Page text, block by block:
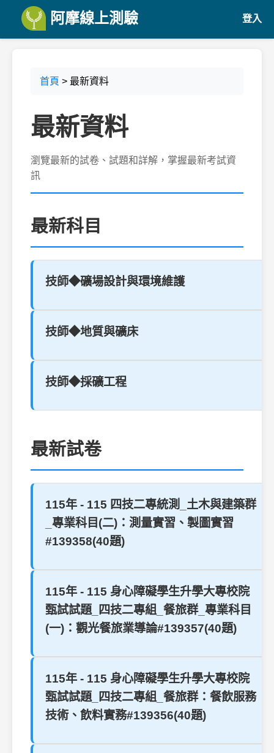
阿摩線上測驗 登入
首頁 > 最新資料
最新資料
瀏覽最新的試卷、試題和詳解，掌握最新考試資
訊
最新科目
技師◆礦場設計與環境維護
技師◆地質與礦床
技師◆採礦工程
最新試卷
115年 - 115 四技二專統測_土木與建築群
_專業科目(二)：測量實習、製圖實習
#139358(40題)
115年 - 115 身心障礙學生升學大專校院
甄試試題_四技二專組_餐旅群_專業科目
(一)：觀光餐旅業導論#139357(40題)
115年 - 115 身心障礙學生升學大專校院
甄試試題_四技二專組_餐旅群：餐飲服務
技術、飲料實務#139356(40題)